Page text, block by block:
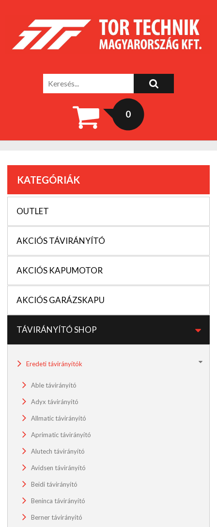
0
KATEGÓRIÁK
OUTLET
AKCIÓS TÁVIRÁNYÍTÓ
AKCIÓS KAPUMOTOR
AKCIÓS GARÁZSKAPU
TÁVIRÁNYÍTÓ SHOP
Eredeti távirányítók
Able távirányító
Adyx távirányító
Allmatic távirányító
Aprimatic távirányító
Alutech távirányító
Avidsen távirányító
Beidi távirányító
Beninca távirányító
Berner távirányító